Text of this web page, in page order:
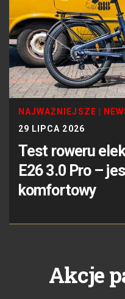
NAJWAŻNIEJSZE
29 LIPCA 2026
Test roweru
E26 3.0 Pro –
komfortowy
Akcje